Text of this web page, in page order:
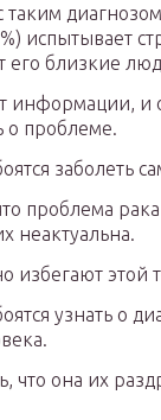
таким
испытывает
его близкие
информации, и
о проблеме.
заболеть
проблема
неактуальна.
избегают этой
узнать о
что она их